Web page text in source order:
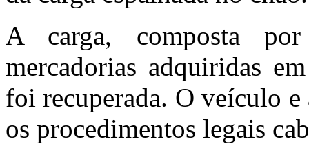
A carga, composta
mercadorias adquiridas
foi recuperada. O veículo e
os procedimentos legais